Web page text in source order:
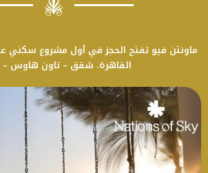
ماونتن فيو تفتح الحجز في أول مشروع سكني
القاهرة. شقق – تاون هاوس –